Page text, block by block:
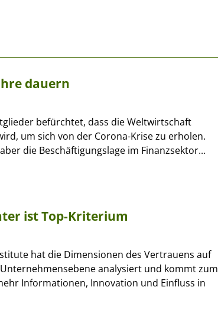
dauern
befürchtet, dass die Weltwirtschaft
um sich von der Corona-Krise zu erholen.
die Beschäftigungslage im Finanzsektor...
ist Top-Kriterium
hat die Dimensionen des Vertrauens auf
analysiert und kommt zum
Informationen, Innovation und Einfluss in